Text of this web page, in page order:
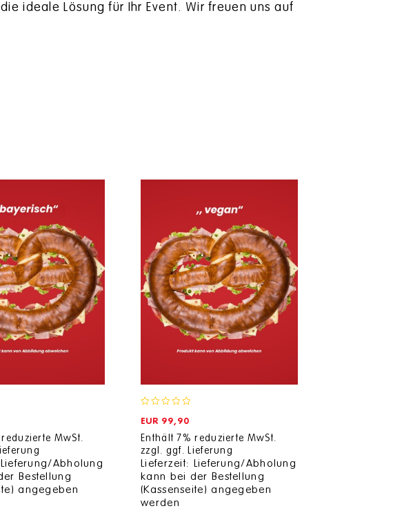
ideale Lösung für Ihr Event. Wir freuen uns auf
reduzierte MwSt.
Lieferung/Abholung
Bestellung
angegeben
out
of
5
EUR 99,90
Enthält 7% reduzierte MwSt.
zzgl. ggf. Lieferung
Lieferzeit: Lieferung/Abholung
kann bei der Bestellung
(Kassenseite) angegeben
werden